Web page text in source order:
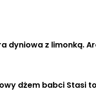
dyniowa z limonką.
dżem babci Stasi